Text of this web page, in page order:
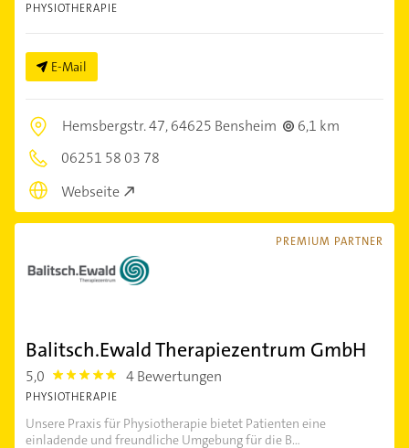
PHYSIOTHERAPIE
E-Mail
Hemsbergstr. 47,64625 Bensheim
6,1 km
06251 58 03 78
Webseite
PREMIUM PARTNER
Balitsch.Ewald Therapiezentrum GmbH
5,0 5.0 4 Bewertungen
PHYSIOTHERAPIE
Unsere Praxis für Physiotherapie bietet Patienten eine
einladende und freundliche Umgebung für die B...